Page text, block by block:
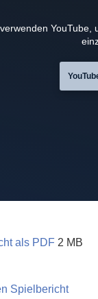
YouTube,
als PDF 2 MB
Spielbericht